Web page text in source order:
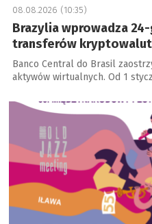
08.08.2026 (10:35)
Brazylia wprowadza
transferów kryptowalut
Banco Central do Brasil
aktywów wirtualnych. Od 1
a